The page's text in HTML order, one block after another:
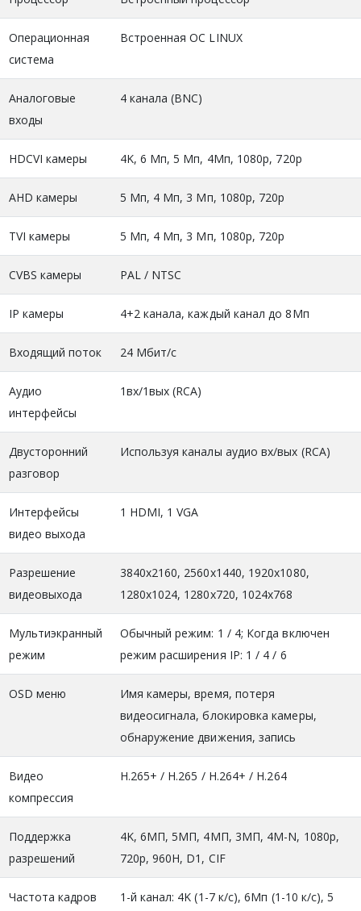
Операционная
система
Встроенная ОС LINUX
Аналоговые
входы
4 канала (BNC)
HDCVI камеры 4K, 6 Мп, 5 Мп, 4Mп, 1080р, 720р
AHD камеры 5 Мп, 4 Мп, 3 Мп, 1080р, 720р
TVI камеры 5 Мп, 4 Мп, 3 Мп, 1080р, 720р
CVBS камеры PAL / NTSC
IP камеры 4+2 канала, каждый канал до 8Мп
Входящий поток 24 Мбит/с
Аудио
интерфейсы
1вх/1вых (RCA)
Двусторонний
разговор
Используя каналы аудио вх/вых (RCA)
Интерфейсы
видео выхода
1 HDMI, 1 VGA
Разрешение
видеовыхода
3840x2160, 2560x1440, 1920x1080,
1280x1024, 1280x720, 1024x768
Мультиэкранный
режим
Обычный режим: 1 / 4; Когда включен
режим расширения IP: 1 / 4 / 6
OSD меню
Имя камеры, время, потеря
видеосигнала, блокировка камеры,
обнаружение движения, запись
Видео
компрессия
H.265+ / H.265 / H.264+ / H.264
Поддержка
разрешений
4K, 6МП, 5МП, 4МП, 3МП, 4M-N, 1080p,
720p, 960H, D1, CIF
Частота кадров
1-й канал: 4K (1-7 к/с), 6Мп (1-10 к/с), 5